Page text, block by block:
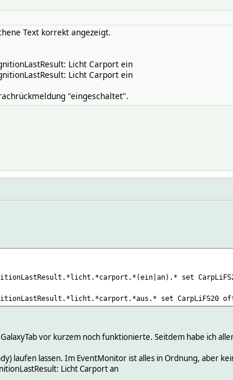
Text korrekt angezeigt.
Licht Carport ein
Licht Carport ein
"eingeschaltet".
set
set
vor kurzem noch funktionierte. Seitdem habe ich
laufen lassen. Im EventMonitor ist alles in Ordnung, aber
Licht Carport an